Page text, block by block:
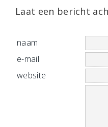
Laat een bericht
naam
e-mail
website